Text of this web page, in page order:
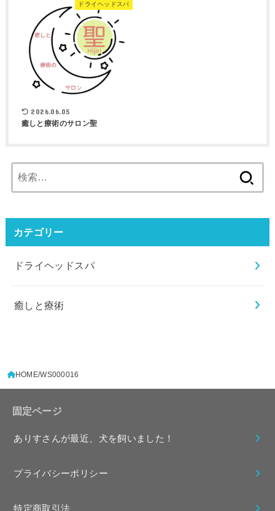
ドライヘッドスパ
2026.06.05
癒しと療術のサロン聖
索:
カテゴリー
ドライヘッドスパ
癒しと療術
HOME WS000016
固定ページ
ありすさんが最近、犬を飼いました！
プライバシーポリシー
特定商取引法